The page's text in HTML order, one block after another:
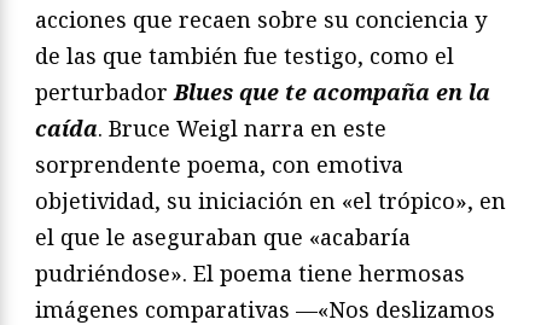
acciones que recaen sobre su conciencia y
de las que también fue testigo, como el
perturbador Blues que te acompaña en la
caída. Bruce Weigl narra en este
sorprendente poema, con emotiva
objetividad, su iniciación en «el trópico», en
el que le aseguraban que «acabaría
pudriéndose». El poema tiene hermosas
imágenes comparativas —«Nos deslizamos